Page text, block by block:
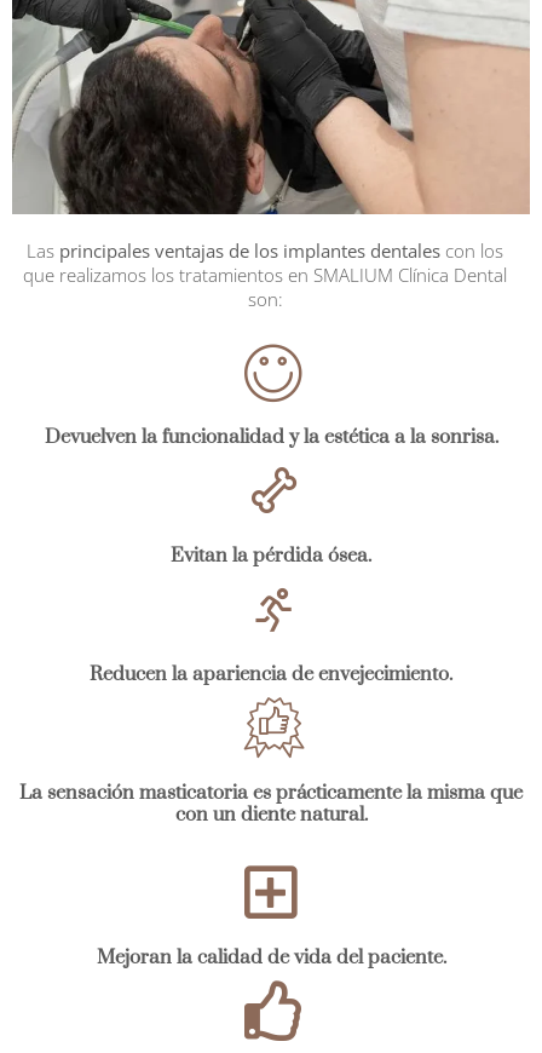
Las principales ventajas de los implantes dentales con los
que realizamos los tratamientos en SMALIUM Clínica Dental
son:
Devuelven la funcionalidad y la estética a la sonrisa.
Evitan la pérdida ósea.
Reducen la apariencia de envejecimiento.
La sensación masticatoria es prácticamente la misma que
con un diente natural.
Mejoran la calidad de vida del paciente.